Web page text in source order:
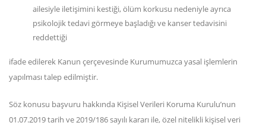
ailesiyle iletişimini kestiği, ölüm korkusu nedeniyle ayrıca
psikolojik tedavi görmeye başladığı ve kanser tedavisini
reddettiği
ifade edilerek Kanun çerçevesinde Kurumumuzca yasal işlemlerin
yapılması talep edilmiştir.
Söz konusu başvuru hakkında Kişisel Verileri Koruma Kurulu’nun
01.07.2019 tarih ve 2019/186 sayılı kararı ile, özel nitelikli kişisel veri